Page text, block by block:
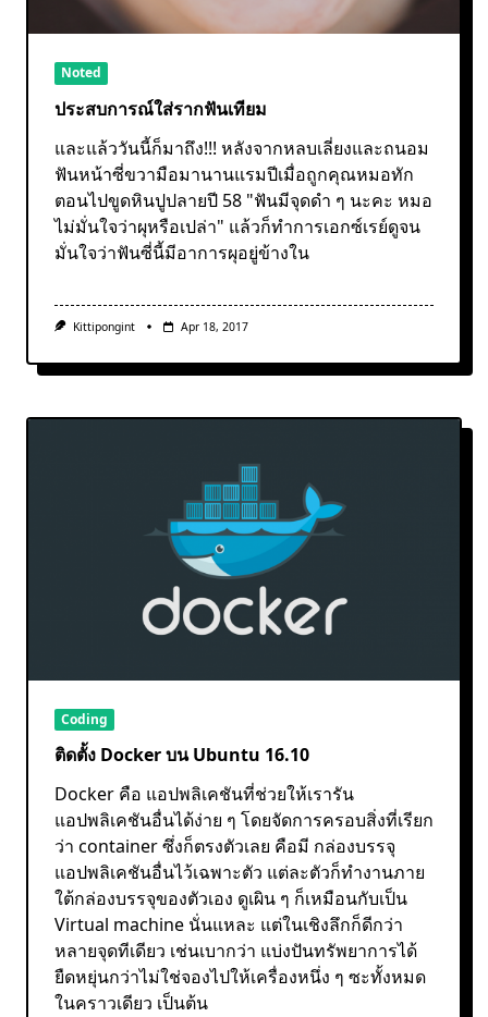
Noted
ประสบการณ์ใส่รากฟันเทียม
และแล้ววันนี้ก็มาถึง!!! หลังจากหลบเลี่ยงและถนอม
ฟันหน้าซี่ขวามือมานานแรมปีเมื่อถูกคุณหมอทัก
ตอนไปขูดหินปูปลายปี 58 "ฟันมีจุดดำ ๆ นะคะ หมอ
ไม่มั่นใจว่าผุหรือเปล่า" แล้วก็ทำการเอกซ์เรย์ดูจน
มั่นใจว่าฟันซี่นี้มีอาการผุอยู่ข้างใน
Kittipongint Apr 18, 2017
Coding
ติดตั้ง Docker บน Ubuntu 16.10
Docker คือ แอปพลิเคชันที่ช่วยให้เรารัน
แอปพลิเคชันอื่นได้ง่าย ๆ โดยจัดการครอบสิ่งที่เรียก
ว่า container ซึ่งก็ตรงตัวเลย คือมี กล่องบรรจุ
แอปพลิเคชันอื่นไว้เฉพาะตัว แต่ละตัวก็ทำงานภาย
ใต้กล่องบรรจุของตัวเอง ดูเผิน ๆ ก็เหมือนกับเป็น
Virtual machine นั่นแหละ แต่ในเชิงลึกก็ดีกว่า
หลายจุดทีเดียว เช่นเบากว่า แบ่งปันทรัพยาการได้
ยืดหยุ่นกว่าไม่ใช่จองไปให้เครื่องหนึ่ง ๆ ซะทั้งหมด
ในคราวเดียว เป็นต้น